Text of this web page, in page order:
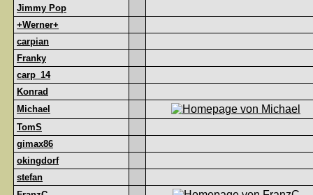
Jimmy Pop
+Werner+
carpian
Franky
carp_14
Konrad
Michael
TomS
gimax86
okingdorf
stefan